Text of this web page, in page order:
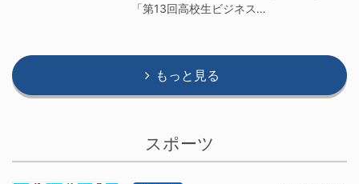
「第13回高校生ビジネス…
もっと見る
スポーツ